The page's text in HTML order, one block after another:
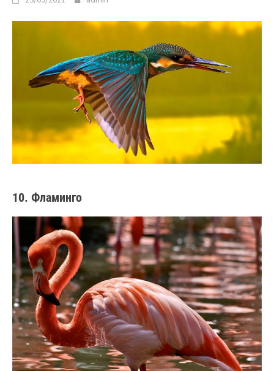
10. Фламинго